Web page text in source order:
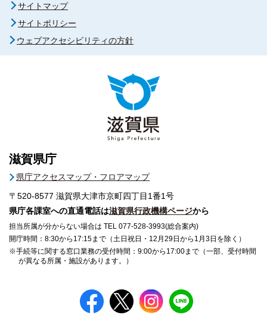
サイトマップ
サイトポリシー
ウェブアクセシビリティの方針
滋賀県庁
県庁アクセスマップ・フロアマップ
〒520-8577 滋賀県大津市京町四丁目1番1号
県庁各課室への直通電話は滋賀県行政機構ページから
担当所属が分からない場合は TEL 077-528-3993(総合案内)
開庁時間：8:30から17:15まで（土日祝日・12月29日から1月3日を除く）
※手続等に関する窓口業務の受付時間：9:00から17:00まで（一部、受付時間
が異なる所属・施設があります。）